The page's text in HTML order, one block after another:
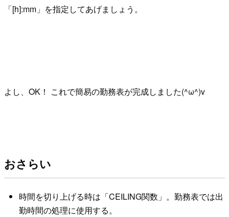
「[h]:mm」を指定してあげましょう。
よし、OK！ これで簡易の勤務表が完成しました(^ω^)v
おさらい
時間を切り上げる時は「CEILING関数」。勤務表では出
勤時間の処理に使用する。